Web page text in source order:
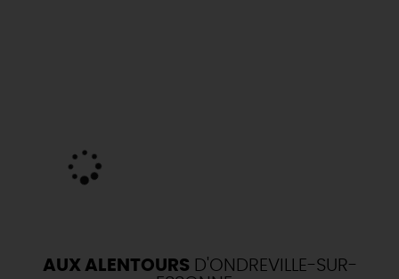
AUX ALENTOURS D'ONDREVILLE-SUR-